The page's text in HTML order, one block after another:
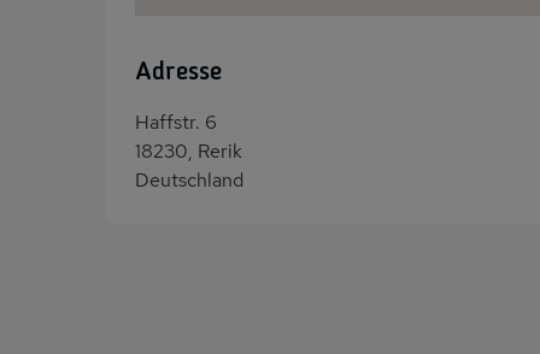
Adresse
Haffstr. 6
18230, Rerik
Deutschland